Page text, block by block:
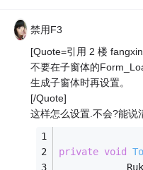
禁用F3
[Quote=引用 2 楼
不要在子窗体的
生成子窗体时再设置。
[/Quote]
这样怎么设置.不会?能说
private void